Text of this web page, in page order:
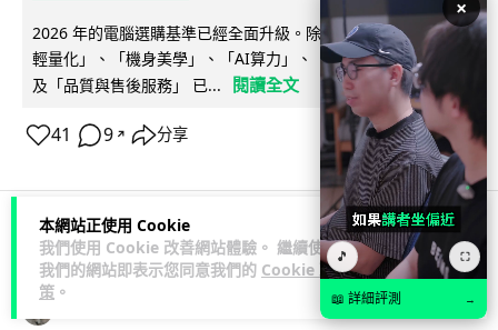
本網站正使用 Cookie
我們使用 Cookie 改善網站體驗。 繼續使用
我們的網站即表示您同意我們的 Cookie 政
策 。
2026 年的電腦選購基準已經全面升級。除了基本效能，「極致
輕量化」、「機身美學」、「AI算力」、「前瞻技術加持」以
及「品質與售後服務」 已...
閱讀全文
41 9 ↗ 分享
人工智能
×
🎵 ⛶
📖 詳細評測 →